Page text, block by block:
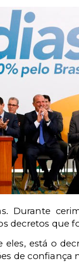
Durante
decretos que
eles, está o
de confiança